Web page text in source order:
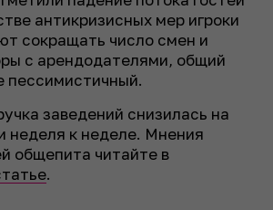
антикризисных мер игроки
сокращать число смен и
с арендодателями, общий
пессимистичный.
заведений снизилась на
неделя к неделе. Мнения
общепита читайте в
.